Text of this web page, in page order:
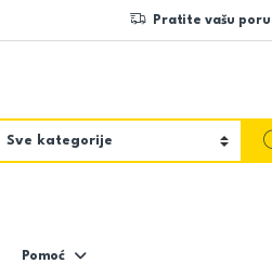
Pratite vašu
Pomoć